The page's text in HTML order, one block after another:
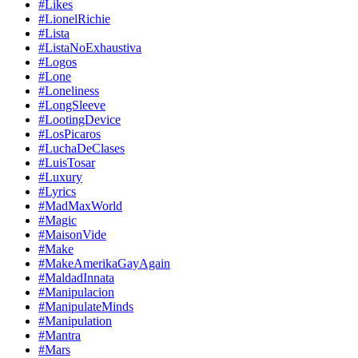
#Likes
#LionelRichie
#Lista
#ListaNoExhaustiva
#Logos
#Lone
#Loneliness
#LongSleeve
#LootingDevice
#LosPicaros
#LuchaDeClases
#LuisTosar
#Luxury
#Lyrics
#MadMaxWorld
#Magic
#MaisonVide
#Make
#MakeAmerikaGayAgain
#MaldadInnata
#Manipulacion
#ManipulateMinds
#Manipulation
#Mantra
#Mars